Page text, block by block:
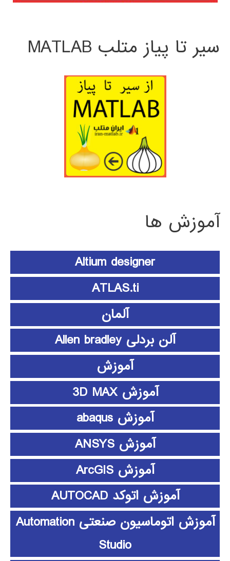
سیر تا پیاز متلب MATLAB
آموزش ها
Altium designer
ATLAS.ti
آلمان
آلن بردلی Allen bradley
آموزش
آموزش 3D MAX
آموزش abaqus
آموزش ANSYS
آموزش ArcGIS
آموزش اتوکد AUTOCAD
آموزش اتوماسیون صنعتی Automation
Studio